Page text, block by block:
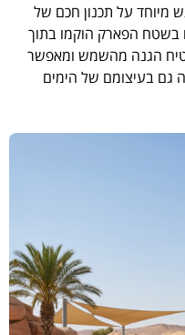
מיוחד על תכנון חכם של
בשטח הפארק הוקמו בתוך
הגנה מהשמש ומאפשר
גם בעיצומם של הימים